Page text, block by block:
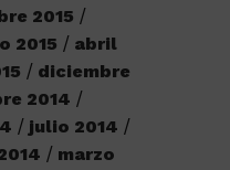
2015
2015
abril
diciembre
2014
julio 2014
marzo